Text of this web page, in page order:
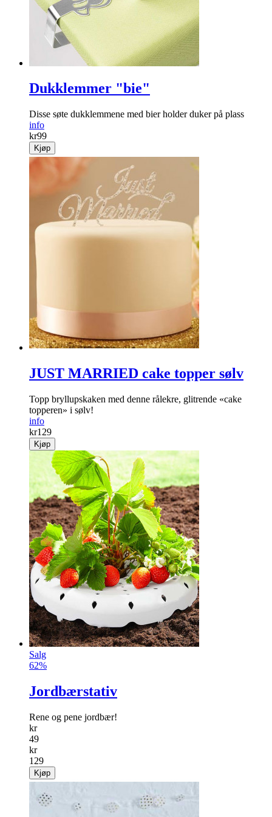
Dukklemmer "bie"
Disse søte dukklemmene med bier holder duker på plass
info
kr99
Kjøp
JUST MARRIED cake topper sølv
Topp bryllupskaken med denne rålekre, glitrende «cake
topperen» i sølv!
info
kr129
Kjøp
Salg
62%
Jordbærstativ
Rene og pene jordbær!
kr
49
kr
129
Kjøp